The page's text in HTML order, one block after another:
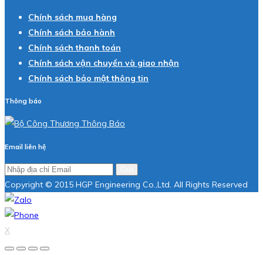
Chính sách mua hàng
Chính sách bảo hành
Chính sách thanh toán
Chính sách vận chuyển và giao nhận
Chính sách bảo mật thông tin
Thông báo
Email liên hệ
Copyright © 2015 HGP Engineering Co.,Ltd. All Rights Reserved
X